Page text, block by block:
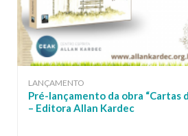
LANÇAMENTO
Pré-lançamento da obra “Cartas
– Editora Allan Kardec